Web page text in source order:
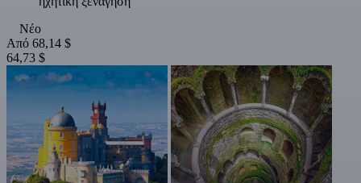
Νέο
Από 68,14 $
64,73 $